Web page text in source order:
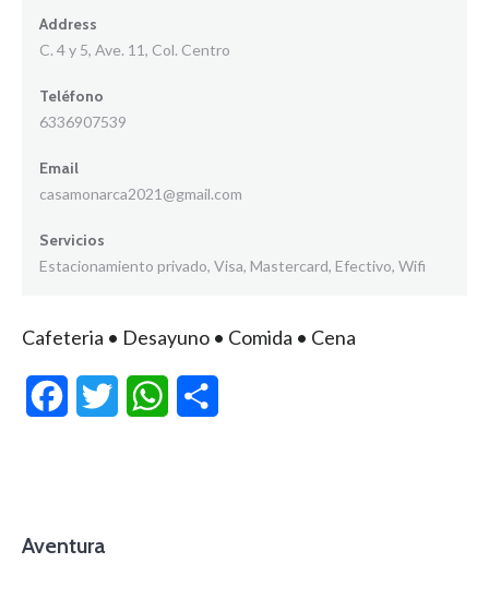
Address
C. 4 y 5, Ave. 11, Col. Centro
Teléfono
6336907539
Email
casamonarca2021@gmail.com
Servicios
Estacionamiento privado, Visa, Mastercard, Efectivo, Wifi
Cafeteria • Desayuno • Comida • Cena
FacebookTwitter WhatsApp
Aventura